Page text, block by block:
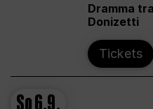
Dramma
Donizetti
Tickets